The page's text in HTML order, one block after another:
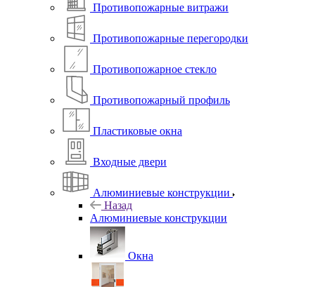
Противопожарные витражи
Противопожарные перегородки
Противопожарное стекло
Противопожарный профиль
Пластиковые окна
Входные двери
Алюминиевые конструкции
Назад
Алюминиевые конструкции
Окна